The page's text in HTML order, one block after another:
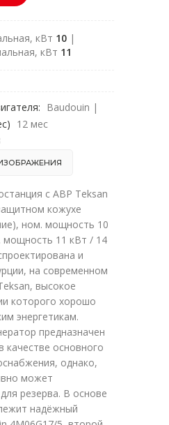
кВт 10 |
кВт 11
Baudouin |
12 мес
с АВР Teksan
кожухе
ном. мощность 10
мощность 11 кВт / 14
и
на современном
высокое
которого хорошо
энергетикам.
предназначен
качестве основного
однако,
может
резерва. В основе
надёжный